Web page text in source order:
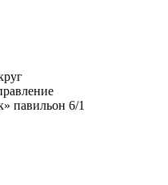
павильон 6/1